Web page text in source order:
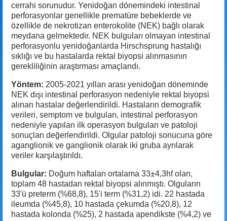
cerrahi sorunudur. Yenidoğan dönemindeki intestinal
perforasyonlar genellikle prematüre bebeklerde ve
özellikle de nekrotizan enterokolite (NEK) bağlı olarak
meydana gelmektedir. NEK bulguları olmayan intestinal
perforasyonlu yenidoğanlarda Hirschsprung hastalığı
sıklığı ve bu hastalarda rektal biyopsi alınmasının
gerekliliğinin araştırması amaçlandı.
Yöntem: 2005-2021 yılları arası yenidoğan döneminde
NEK dışı intestinal perforasyon nedeniyle rektal biyopsi
alınan hastalar değerlendirildi. Hastaların demografik
verileri, semptom ve bulguları, intestinal perforasyon
nedeniyle yapılan ilk operasyon bulguları ve patoloji
sonuçları değerlendirildi. Olgular patoloji sonucuna göre
aganglionik ve ganglionik olarak iki gruba ayrılarak
veriler karşılaştırıldı.
Bulgular: Doğum haftaları ortalama 33±4,3hf olan,
toplam 48 hastadan rektal biyopsi alınmıştı. Olguların
33'ü preterm (%68,8), 15'i term (%31,2) idi. 22 hastada
ileumda (%45,8), 10 hastada çekumda (%20,8), 12
hastada kolonda (%25), 2 hastada apendikste (%4,2) ve